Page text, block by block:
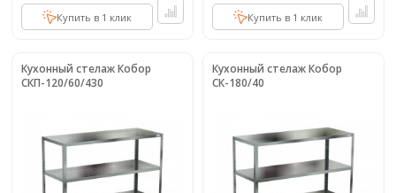
Купить в 1 клик Купить в 1 клик
Кухонный стелаж Кобор
СКП-120/60/430
Кухонный стелаж Кобор
СК-180/40